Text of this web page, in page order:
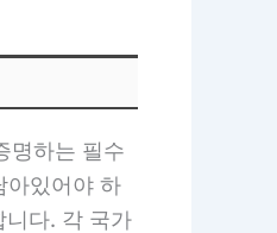
명하는 필수
아있어야 하
니다. 각 국가